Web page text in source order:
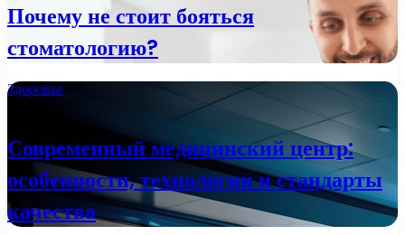
Почему не стоит бояться
стоматологию?
Здоровье
Современный медицинский центр:
особенности, технологии и стандарты
качества